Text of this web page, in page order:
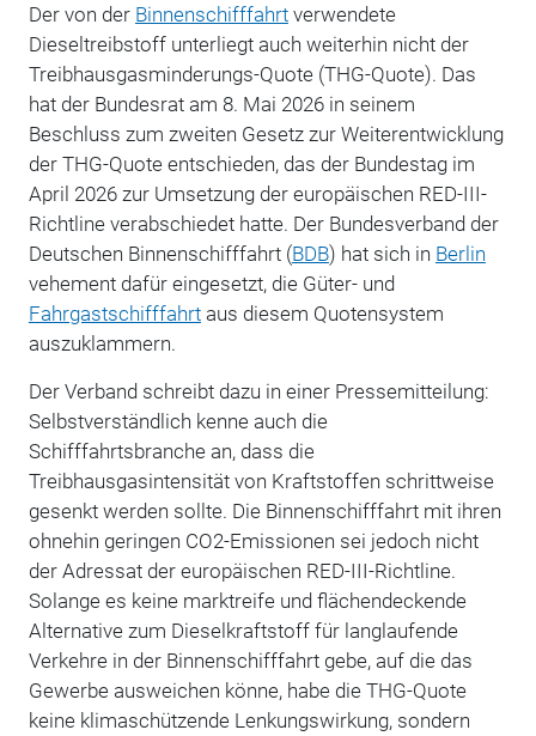
Der von der Binnenschifffahrtverwendete
Dieseltreibstoff unterliegt auch weiterhin nicht der
Treibhausgasminderungs-Quote (THG-Quote). Das
hat der Bundesrat am 8. Mai 2026 in seinem
Beschluss zum zweiten Gesetz zur Weiterentwicklung
der THG-Quote entschieden, das der Bundestag im
April 2026 zur Umsetzung der europäischen RED-III-
Richtline verabschiedet hatte. Der Bundesverband der
Deutschen Binnenschifffahrt (BDB) hat sich in Berlin
vehement dafür eingesetzt, die Güter- und
Fahrgastschifffahrtaus diesem Quotensystem
auszuklammern.
Der Verband schreibt dazu in einer Pressemitteilung:
Selbstverständlich kenne auch die
Schifffahrtsbranche an, dass die
Treibhausgasintensität von Kraftstoffen schrittweise
gesenkt werden sollte. Die Binnenschifffahrt mit ihren
ohnehin geringen CO2-Emissionen sei jedoch nicht
der Adressat der europäischen RED-III-Richtline.
Solange es keine marktreife und flächendeckende
Alternative zum Dieselkraftstoff für langlaufende
Verkehre in der Binnenschifffahrt gebe, auf die das
Gewerbe ausweichen könne, habe die THG-Quote
keine klimaschützende Lenkungswirkung, sondern